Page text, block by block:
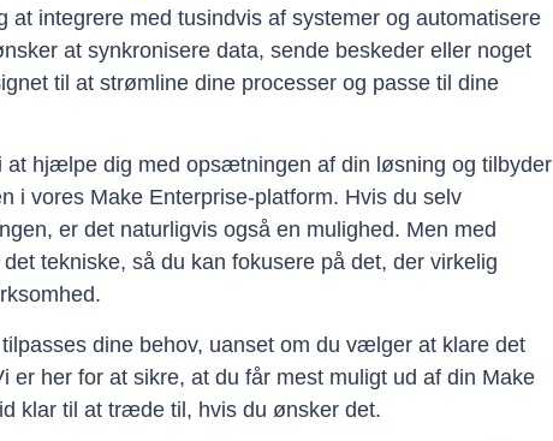
at integrere med tusindvis af systemer og automatisere
at synkronisere data, sende beskeder eller noget
til at strømline dine processer og passe til dine
at hjælpe dig med opsætningen af din løsning og tilbyder
i vores Make Enterprise-platform. Hvis du selv
er det naturligvis også en mulighed. Men med
tekniske, så du kan fokusere på det, der virkelig
dine behov, uanset om du vælger at klare det
er her for at sikre, at du får mest muligt ud af din Make
klar til at træde til, hvis du ønsker det.